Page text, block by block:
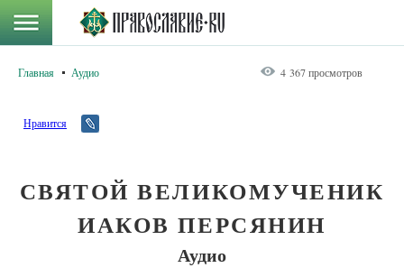
Главная Аудио 4 367 просмотров
Нравится
СВЯТОЙ ВЕЛИКОМУЧЕНИК
ИАКОВ ПЕРСЯНИН
Аудио